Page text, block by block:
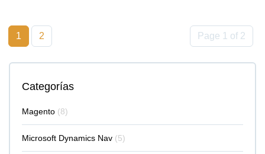
Page 1 of 2
1 2
Categorías
Magento (8)
Microsoft Dynamics Nav (5)